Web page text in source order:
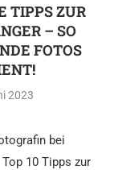
TIPPS ZUR
– SO
FOTOS
2023
bei
10 Tipps zur